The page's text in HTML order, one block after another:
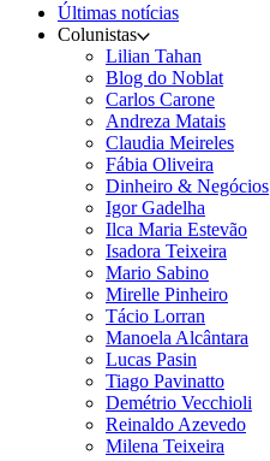
Últimas notícias
Colunistas
Lilian Tahan
Blog do Noblat
Carlos Carone
Andreza Matais
Claudia Meireles
Fábia Oliveira
Dinheiro & Negócios
Igor Gadelha
Ilca Maria Estevão
Isadora Teixeira
Mario Sabino
Mirelle Pinheiro
Tácio Lorran
Manoela Alcântara
Lucas Pasin
Tiago Pavinatto
Demétrio Vecchioli
Reinaldo Azevedo
Milena Teixeira